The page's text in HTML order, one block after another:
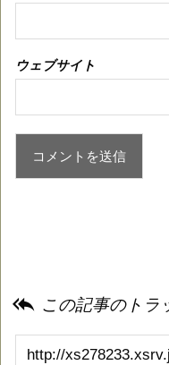
ウェブサイト
 この記事のトラ